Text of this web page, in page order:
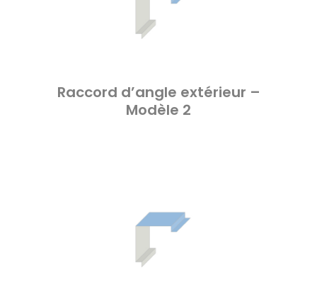
Raccord d’angle extérieur –
Modèle 2